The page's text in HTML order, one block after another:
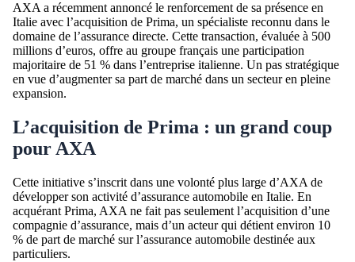
AXA a récemment annoncé le renforcement de sa présence en
Italie avec l’acquisition de Prima, un spécialiste reconnu dans le
domaine de l’assurance directe. Cette transaction, évaluée à 500
millions d’euros, offre au groupe français une participation
majoritaire de 51 % dans l’entreprise italienne. Un pas stratégique
en vue d’augmenter sa part de marché dans un secteur en pleine
expansion.
L’acquisition de Prima : un grand coup
pour AXA
Cette initiative s’inscrit dans une volonté plus large d’AXA de
développer son activité d’assurance automobile en Italie. En
acquérant Prima, AXA ne fait pas seulement l’acquisition d’une
compagnie d’assurance, mais d’un acteur qui détient environ 10
% de part de marché sur l’assurance automobile destinée aux
particuliers.